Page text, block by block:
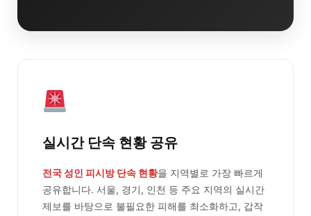
실시간 단속 현황 공유
전국 성인 피시방 단속 현황을 지역별로 가장 빠르게
공유합니다. 서울, 경기, 인천 등 주요 지역의 실시간
제보를 바탕으로 불필요한 피해를 최소화하고, 갑작